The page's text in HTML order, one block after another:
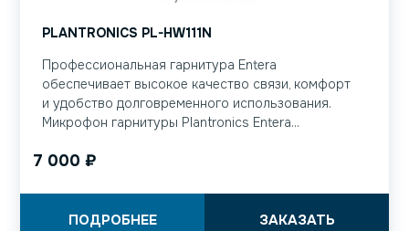
PLANTRONICS PL-HW111N
Профессиональная гарнитура Entera
обеспечивает высокое качество связи, комфорт
и удобство долговременного использования.
Микрофон гарнитуры Plantronics Entera...
7 000 ₽
ЗАКАЗАТЬ
ПОДРОБНЕЕ